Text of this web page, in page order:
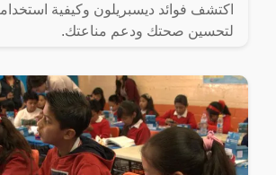
اكتشف فوائد ديسبريلون وكيفية
لتحسين صحتك ودعم مناعتك.